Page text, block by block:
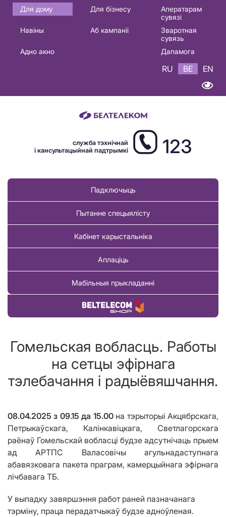
Основная
навигация
Для дому Для бізнесу
Аператарам
сувязі
Навіны
Аб кампаніі
Зваротная
сувязь
Адно акно
Дапамога
RU BE EN
служба тэхнічнай
і кансультацыйнай падтрымкі
123
Падключыць
Пытанне спецыялісту
Кабінет карыстальніка
Аплаціць
Мабільныя прыкладанні
Купіць тавар
Гомельская вобласць. Работы
на сетцы эфірнага
тэлебачання і радыёвяшчання.
08.04.2025з 09.15 да 15.00на тэрыторыі Акцябрскага,
Петрыкаўскага, Калінкавіцкага, Светлагорскага
раёнаў Гомельскай вобласці будзе адсутнічаць прыем
ад АРТПС Валасовічы агульнадаступнага
абавязковага пакета праграм, камерцыйнага эфірнага
лічбавага ТБ.
У выпадку завяршэння работ раней пазначанага
тэрміну, праца перадатчыкаў будзе адноўленая.